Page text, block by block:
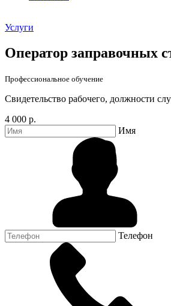
Услуги
Оператор заправочных
Профессиональное обучение
Свидетельство рабочего, должности
4 000 р.
Имя
Телефон